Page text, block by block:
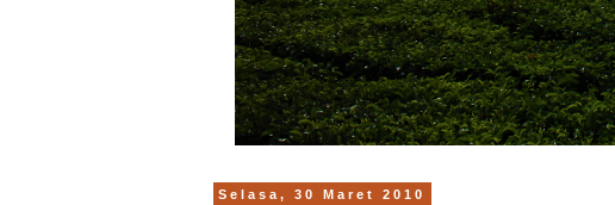
Selasa, 30 Maret 2010